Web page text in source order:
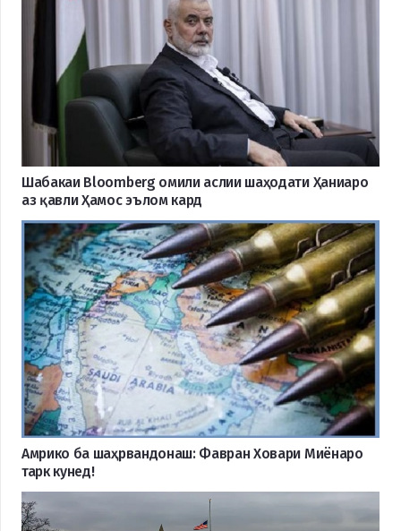
Шабакаи Bloomberg омили аслии шаҳодати Ҳаниаро
аз қавли Ҳамос эълом кард
Амрико ба шаҳрвандонаш: Фавран Ховари Миёнаро
тарк кунед!